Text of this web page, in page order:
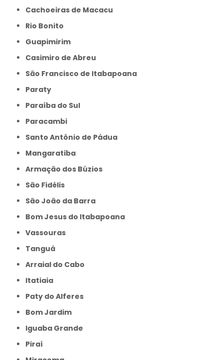
Cachoeiras de Macacu
Rio Bonito
Guapimirim
Casimiro de Abreu
São Francisco de Itabapoana
Paraty
Paraíba do Sul
Paracambi
Santo Antônio de Pádua
Mangaratiba
Armação dos Búzios
São Fidélis
São João da Barra
Bom Jesus do Itabapoana
Vassouras
Tanguá
Arraial do Cabo
Itatiaia
Paty do Alferes
Bom Jardim
Iguaba Grande
Piraí